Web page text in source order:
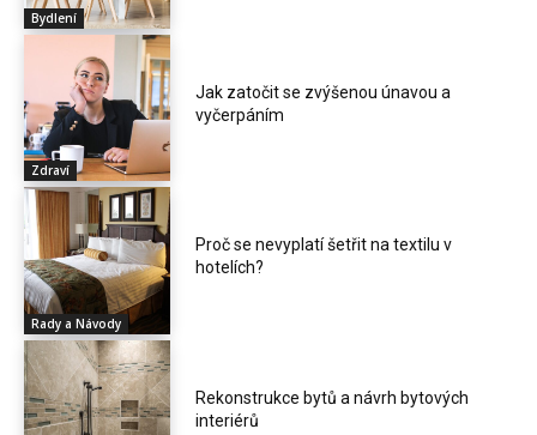
Bydlení
Zdraví
Jak zatočit se zvýšenou únavou a
vyčerpáním
Rady a Návody
Proč se nevyplatí šetřit na textilu v
hotelích?
Rekonstrukce bytů a návrh bytových
interiérů